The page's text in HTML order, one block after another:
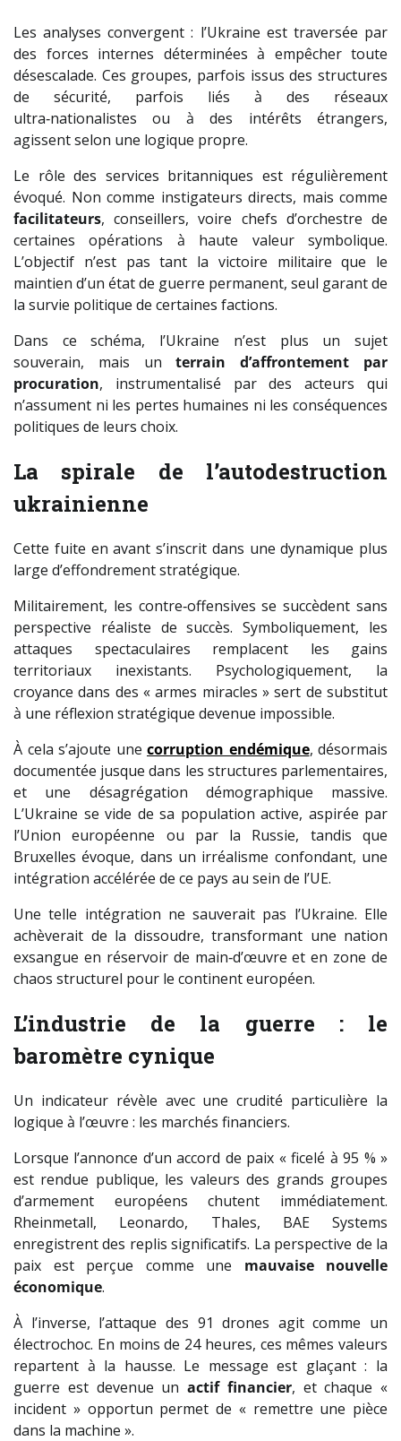
Les analyses convergent : l’Ukraine est traversée par
des forces internes déterminées à empêcher toute
désescalade. Ces groupes, parfois issus des structures
de sécurité, parfois liés à des réseaux
ultra‑nationalistes ou à des intérêts étrangers,
agissent selon une logique propre.
Le rôle des services britanniques est régulièrement
évoqué. Non comme instigateurs directs, mais comme
facilitateurs, conseillers, voire chefs d’orchestre de
certaines opérations à haute valeur symbolique.
L’objectif n’est pas tant la victoire militaire que le
maintien d’un état de guerre permanent, seul garant de
la survie politique de certaines factions.
Dans ce schéma, l’Ukraine n’est plus un sujet
souverain, mais unterrain d’affrontement par
procuration, instrumentalisé par des acteurs qui
n’assument ni les pertes humaines ni les conséquences
politiques de leurs choix.
La spirale de l’autodestruction
ukrainienne
Cette fuite en avant s’inscrit dans une dynamique plus
large d’effondrement stratégique.
Militairement, les contre‑offensives se succèdent sans
perspective réaliste de succès. Symboliquement, les
attaques spectaculaires remplacent les gains
territoriaux inexistants. Psychologiquement, la
croyance dans des « armes miracles » sert de substitut
à une réflexion stratégique devenue impossible.
À cela s’ajoute une corruption endémique, désormais
documentée jusque dans les structures parlementaires,
et une désagrégation démographique massive.
L’Ukraine se vide de sa population active, aspirée par
l’Union européenne ou par la Russie, tandis que
Bruxelles évoque, dans un irréalisme confondant, une
intégration accélérée de ce pays au sein de l’UE.
Une telle intégration ne sauverait pas l’Ukraine. Elle
achèverait de la dissoudre, transformant une nation
exsangue en réservoir de main‑d’œuvre et en zone de
chaos structurel pour le continent européen.
L’industrie de la guerre : le
baromètre cynique
Un indicateur révèle avec une crudité particulière la
logique à l’œuvre : les marchés financiers.
Lorsque l’annonce d’un accord de paix « ficelé à 95 % »
est rendue publique, les valeurs des grands groupes
d’armement européens chutent immédiatement.
Rheinmetall, Leonardo, Thales, BAE Systems
enregistrent des replis significatifs. La perspective de la
paix est perçue comme une mauvaise nouvelle
économique.
À l’inverse, l’attaque des 91 drones agit comme un
électrochoc. En moins de 24 heures, ces mêmes valeurs
repartent à la hausse. Le message est glaçant : la
guerre est devenue un actif financier, et chaque «
incident » opportun permet de « remettre une pièce
dans la machine ».